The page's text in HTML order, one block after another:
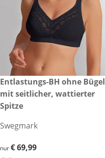
€ 69,99
Entlastungs-BH ohne Bügel
mit seitlicher, wattierter
Spitze
Swegmark
€ 69,99
nur€ 69,99